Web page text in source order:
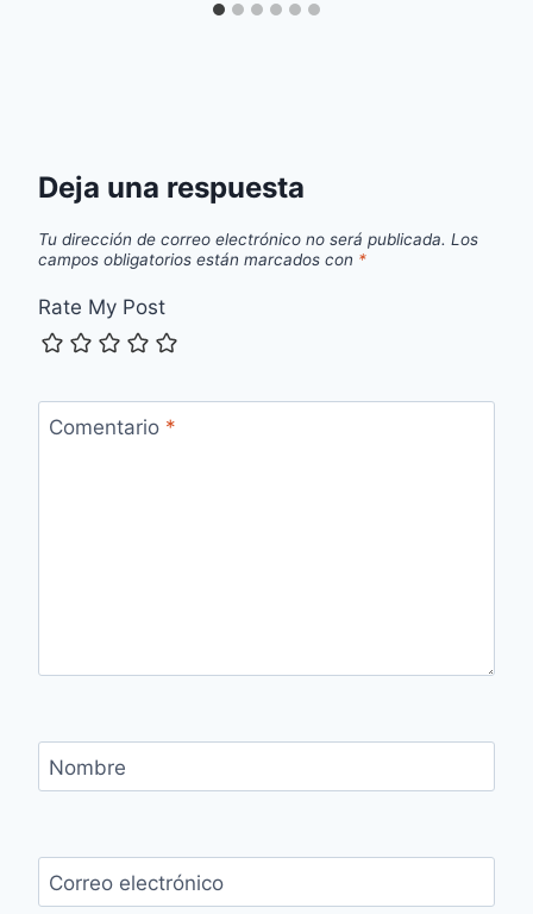
Deja una respuesta
Tu dirección de correo electrónico no será publicada. Los
campos obligatorios están marcados con *
Rate My Post
Comentario *
Nombre
Correo electrónico